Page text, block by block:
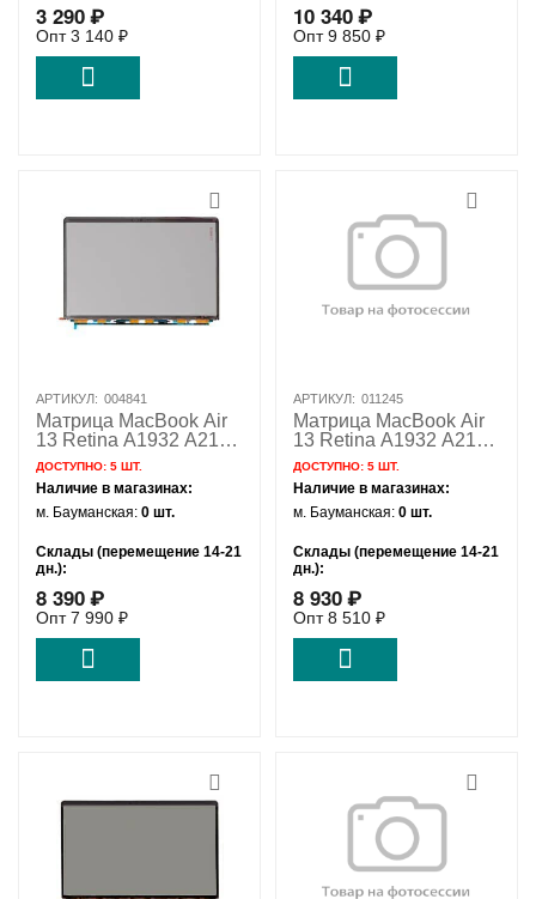
3 290₽
Опт3 140 ₽
Удаленный склад:
10 340₽
Опт9 850 ₽
АРТИКУЛ: 004841
Матрица MacBook Air
13 Retina A1932 A2179
/ AAA
ДОСТУПНО:5 ШТ.
Наличие в магазинах:
м. Бауманская:0 шт.
Склады (перемещение 14-21
дн.):
Удаленный склад:
8 390₽
Опт7 990 ₽
АРТИКУЛ: 011245
Матрица MacBook Air
13 Retina A1932 A2179
/ LG Orig
ДОСТУПНО:5 ШТ.
Наличие в магазинах:
м. Бауманская:0 шт.
Склады (перемещение 14-21
дн.):
Удаленный склад:
8 930₽
Опт8 510 ₽